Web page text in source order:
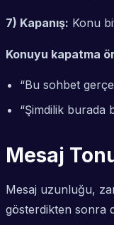
7) Kapanış: Konu
Konuyu kapatma
“Bu sohbet
“Şimdilik burada
Mesaj
Mesaj uzunluğu,
gösterdikten sonra